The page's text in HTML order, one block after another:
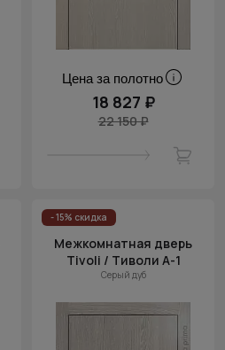
Цена за полотно
18 827 ₽
22 150 ₽
- 15% скидка
Межкомнатная дверь
Tivoli / Тиволи А-1
Серый дуб